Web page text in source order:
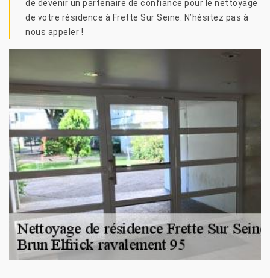
de devenir un partenaire de confiance pour le nettoyage
de votre résidence à Frette Sur Seine. N’hésitez pas à
nous appeler !